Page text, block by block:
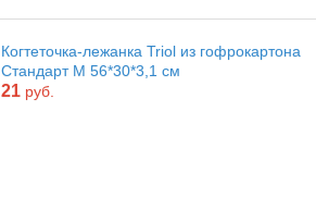
Когтеточка-лежанка Triol из гофрокартона
Стандарт М 56*30*3,1 см
21 руб.